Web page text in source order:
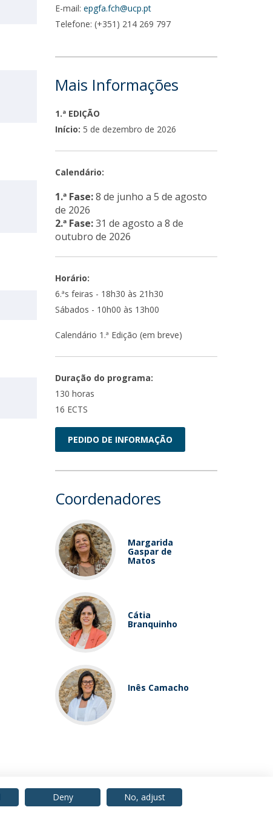
E-mail:epgfa.fch@ucp.pt
Telefone: (+351) 214 269 797
Mais Informações
1.ª EDIÇÃO
Início: 5 de dezembro de 2026
Calendário:
1.ª Fase:8 de junho a 5 de agosto
de 2026
2.ª Fase:31 de agosto a 8 de
outubro de 2026
Horário:
6.ªs feiras - 18h30 às 21h30
Sábados - 10h00 às 13h00
Calendário 1.ª Edição (em breve)
Duração do programa:
130 horas
16 ECTS
PEDIDO DE INFORMAÇÃO
Coordenadores
Margarida
Gaspar de
Matos
Cátia
Branquinho
Inês Camacho
Deny No, adjust